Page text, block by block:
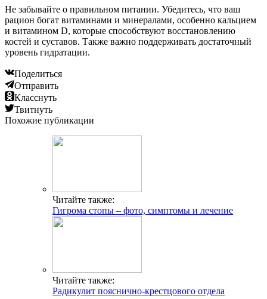
Не забывайте о правильном питании. Убедитесь, что ваш
рацион богат витаминами и минералами, особенно кальцием
и витамином D, которые способствуют восстановлению
костей и суставов. Также важно поддерживать достаточный
уровень гидратации.
Поделиться
Отправить
Класснуть
Твитнуть
Похожие публикации
Читайте также:
Гигрома стопы – фото, симптомы и лечение
Читайте также:
Радикулит пояснично-крестцового отдела